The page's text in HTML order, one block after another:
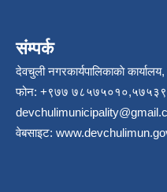
संम्पर्क
देवचुली नगरकार्यपालिकाकाे
फोन: +९७७
वेबसाइट: